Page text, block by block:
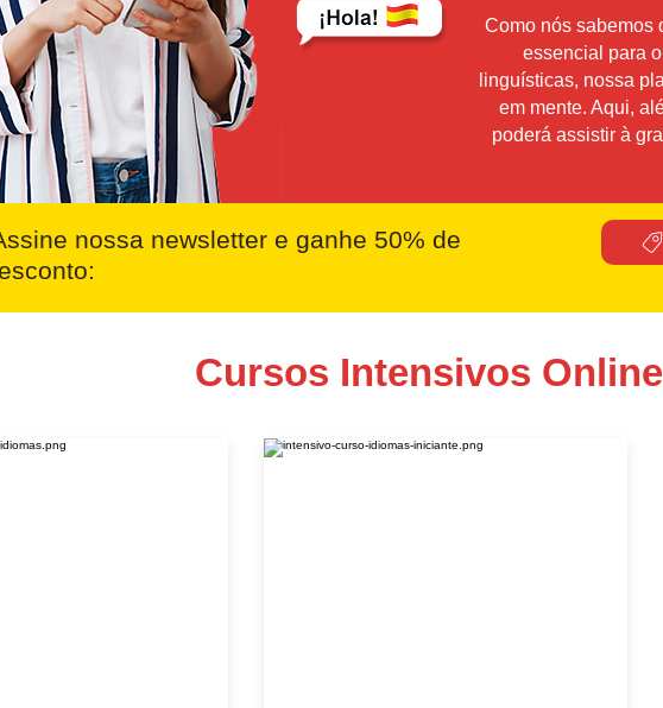
Como nós sabemos
essencial para
linguísticas, nossa
em mente. Aqui,
poderá assistir à
nossa newsletter e ganhe 50% de
Cursos Intensivos Online